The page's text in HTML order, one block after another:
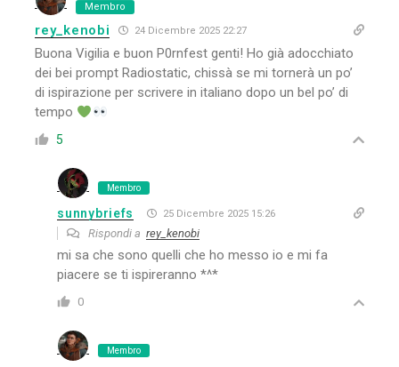
Membro
rey_kenobi 24 Dicembre 2025 22:27
Buona Vigilia e buon P0rnfest genti! Ho già adocchiato
dei bei prompt Radiostatic, chissà se mi tornerà un po’
di ispirazione per scrivere in italiano dopo un bel po’ di
tempo
5
Membro
sunnybriefs 25 Dicembre 2025 15:26
Rispondi arey_kenobi
mi sa che sono quelli che ho messo io e mi fa
piacere se ti ispireranno *^*
0
Membro